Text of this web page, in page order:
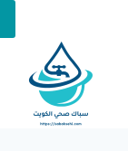
المحتوى